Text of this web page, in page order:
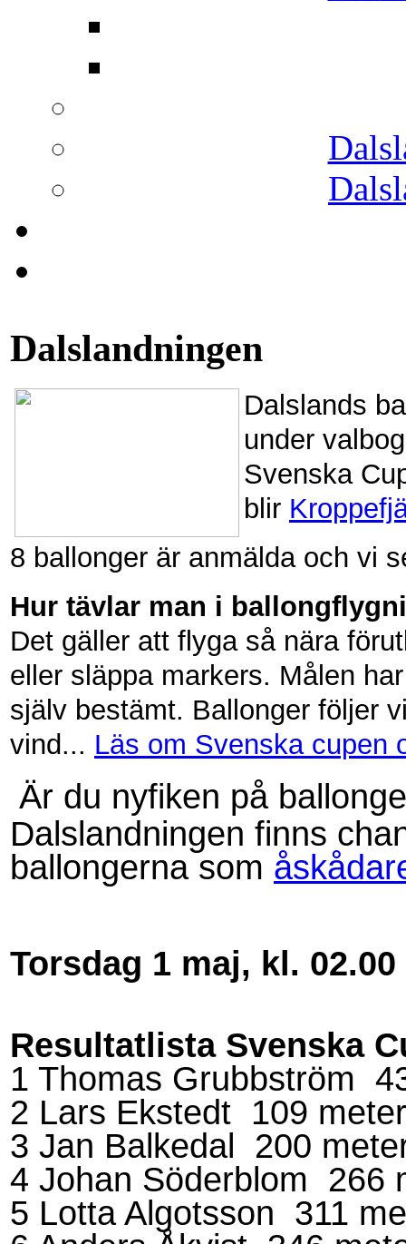
Dalslandningen
Dalslands
under
Svenska
blir
8 ballonger är anmälda och vi
Hur tävlar man i
Det gäller att flyga så nära
eller släppa markers. Målen
själv bestämt. Ballonger följer
vind... Läs om Svenska cupen
Är du nyfiken på
Dalslandningen finns
ballongerna som
Torsdag 1 maj, kl. 02.00
Resultatlista Svenska
1 Thomas Grubbström
2 Lars Ekstedt 109
3 Jan Balkedal 200
4 Johan Söderblom 266
5 Lotta Algotsson 311